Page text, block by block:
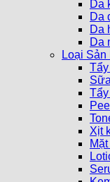
Da
Da
Da
Da
Loại Sản
Xịt